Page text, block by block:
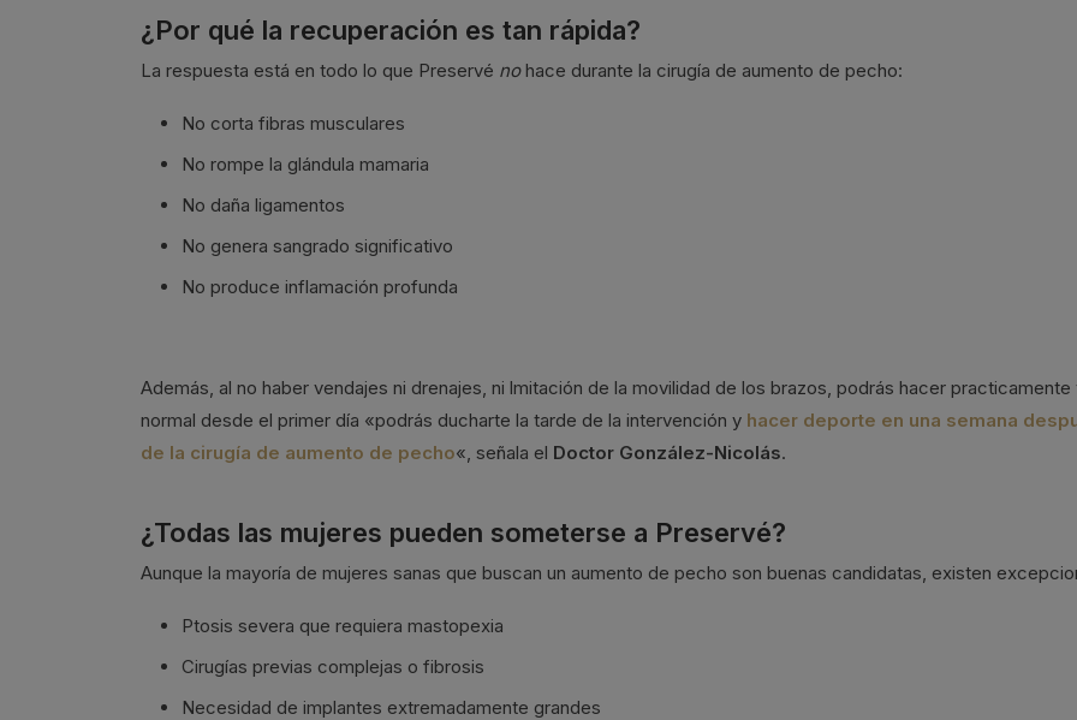
¿Por qué la recuperación es tan rápida?
La respuesta está en todo lo que Preservé nohace durante la cirugía de aumento de pecho:
No corta fibras musculares
No rompe la glándula mamaria
No daña ligamentos
No genera sangrado significativo
No produce inflamación profunda
Además, al no haber vendajes ni drenajes, ni lmitación de la movilidad de los brazos, podrás hacer practicamente
normal desde el primer día «podrás ducharte la tarde de la intervención y hacer deporte en una semana
de la cirugía de aumento de pecho«, señala el Doctor González-Nicolás.
¿Todas las mujeres pueden someterse a Preservé?
Aunque la mayoría de mujeres sanas que buscan un aumento de pecho son buenas candidatas, existen
Ptosis severa que requiera mastopexia
Cirugías previas complejas o fibrosis
Necesidad de implantes extremadamente grandes